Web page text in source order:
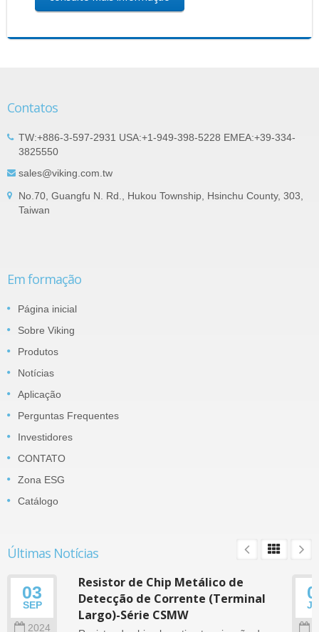
Contatos
TW:+886-3-597-2931 USA:+1-949-398-5228 EMEA:+39-334-
3825550
sales@viking.com.tw
No.70, Guangfu N. Rd., Hukou Township, Hsinchu County, 303,
Taiwan
Em formação
Página inicial
Sobre Viking
Produtos
Notícias
Aplicação
Perguntas Frequentes
Investidores
CONTATO
Zona ESG
Catálogo
Últimas Notícias
03
SEP
2024
Resistor de Chip Metálico de
Detecção de Corrente (Terminal
Largo)-Série CSMW